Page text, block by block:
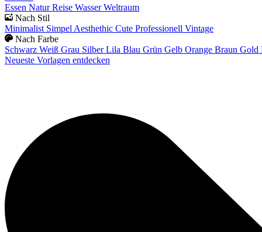
Essen Natur Reise Wasser Weltraum
Nach Stil
Minimalist Simpel Aesthethic Cute Professionell Vintage
Nach Farbe
Schwarz Weiß Grau Silber Lila Blau Grün Gelb Orange Braun Gold
Neueste Vorlagen entdecken